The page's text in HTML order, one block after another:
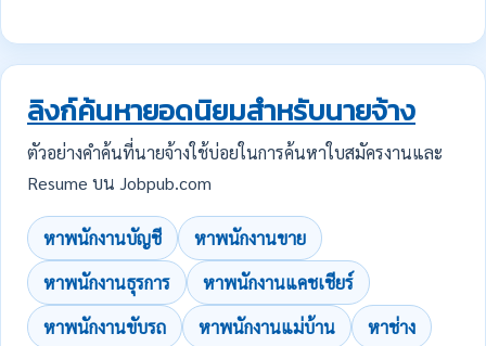
ลิงก์ค้นหายอดนิยมสำหรับนายจ้าง
ตัวอย่างคำค้นที่นายจ้างใช้บ่อยในการค้นหาใบสมัครงานและ
Resume บน Jobpub.com
หาพนักงานบัญชี
หาพนักงานขาย
หาพนักงานธุรการ
หาพนักงานแคชเชียร์
หาพนักงานขับรถ
หาพนักงานแม่บ้าน
หาช่าง